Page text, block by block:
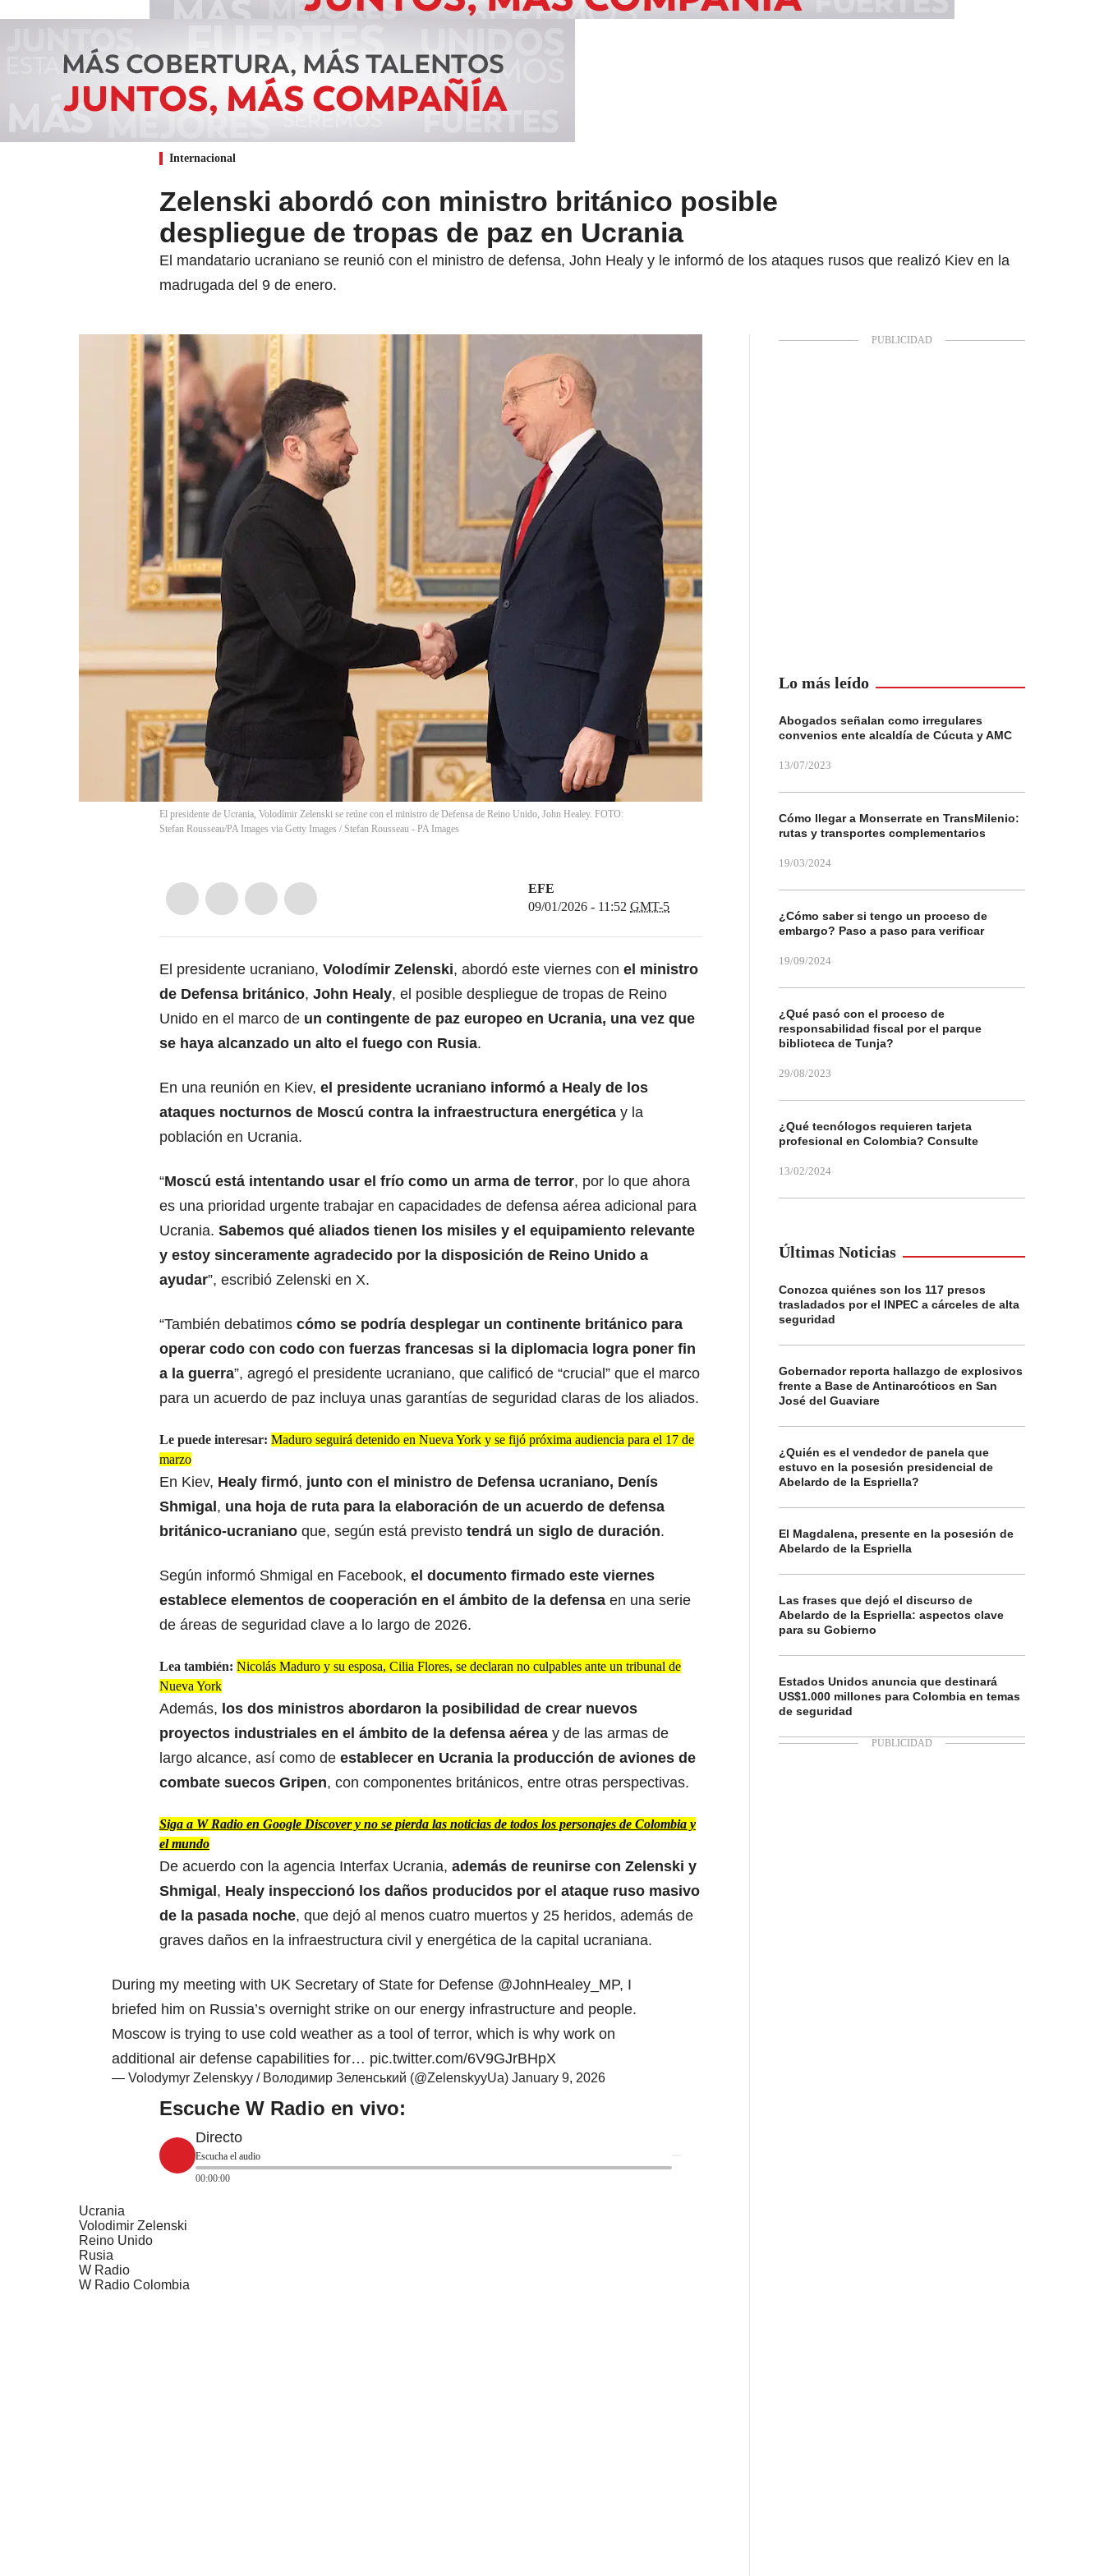
Internacional
Zelenski abordó con ministro británico posible
despliegue de tropas de paz en Ucrania
El mandatario ucraniano se reunió con el ministro de defensa, John Healy y le informó de los ataques rusos que realizó Kiev en la
madrugada del 9 de enero.
El presidente de Ucrania, Volodímir Zelenski se reúne con el ministro de Defensa de Reino Unido, John Healey. FOTO:
Stefan Rousseau/PA Images via Getty Images / Stefan Rousseau - PA Images
EFE
09/01/2026 - 11:52 GMT-5
El presidente ucraniano, Volodímir Zelenski, abordó este viernes con el ministro
de Defensa británico, John Healy, el posible despliegue de tropas de Reino
Unido en el marco de un contingente de paz europeo en Ucrania, una vez que
se haya alcanzado un alto el fuego con Rusia.
En una reunión en Kiev, el presidente ucraniano informó a Healy de los
ataques nocturnos de Moscú contra la infraestructura energética y la
población en Ucrania.
“Moscú está intentando usar el frío como un arma de terror, por lo que ahora
es una prioridad urgente trabajar en capacidades de defensa aérea adicional para
Ucrania. Sabemos qué aliados tienen los misiles y el equipamiento relevante
y estoy sinceramente agradecido por la disposición de Reino Unido a
ayudar”, escribió Zelenski en X.
“También debatimos cómo se podría desplegar un continente británico para
operar codo con codo con fuerzas francesas si la diplomacia logra poner fin
a la guerra”, agregó el presidente ucraniano, que calificó de “crucial” que el marco
para un acuerdo de paz incluya unas garantías de seguridad claras de los aliados.
Le puede interesar: Maduro seguirá detenido en Nueva York y se fijó próxima audiencia para el 17 de
marzo
En Kiev, Healy firmó, junto con el ministro de Defensa ucraniano, Denís
Shmigal , una hoja de ruta para la elaboración de un acuerdo de defensa
británico-ucraniano que, según está previsto tendrá un siglo de duración.
Según informó Shmigal en Facebook, el documento firmado este viernes
establece elementos de cooperación en el ámbito de la defensa en una serie
de áreas de seguridad clave a lo largo de 2026.
Lea también: Nicolás Maduro y su esposa, Cilia Flores, se declaran no culpables ante un tribunal de
Nueva York
Además, los dos ministros abordaron la posibilidad de crear nuevos
proyectos industriales en el ámbito de la defensa aérea y de las armas de
largo alcance, así como de establecer en Ucrania la producción de aviones de
combate suecos Gripen, con componentes británicos, entre otras perspectivas.
Siga a W Radio en Google Discover y no se pierda las noticias de todos los personajes de Colombia y
el mundo
De acuerdo con la agencia Interfax Ucrania, además de reunirse con Zelenski y
Shmigal , Healy inspeccionó los daños producidos por el ataque ruso masivo
de la pasada noche, que dejó al menos cuatro muertos y 25 heridos, además de
graves daños en la infraestructura civil y energética de la capital ucraniana.
During my meeting with UK Secretary of State for Defense @JohnHealey_MP, I
briefed him on Russia’s overnight strike on our energy infrastructure and people.
Moscow is trying to use cold weather as a tool of terror, which is why work on
additional air defense capabilities for… pic.twitter.com/6V9GJrBHpX
— Volodymyr Zelenskyy / Володимир Зеленський (@ZelenskyyUa) January 9, 2026
Escuche W Radio en vivo:
Directo
Escucha el audio
00:00:00
Ucrania
Volodimir Zelenski
Reino Unido
Rusia
W Radio
W Radio Colombia
Lo más leído
Abogados señalan como irregulares
convenios ente alcaldía de Cúcuta y AMC
13/07/2023
Cómo llegar a Monserrate en TransMilenio:
rutas y transportes complementarios
19/03/2024
¿Cómo saber si tengo un proceso de
embargo? Paso a paso para verificar
19/09/2024
¿Qué pasó con el proceso de
responsabilidad fiscal por el parque
biblioteca de Tunja?
29/08/2023
¿Qué tecnólogos requieren tarjeta
profesional en Colombia? Consulte
13/02/2024
Últimas Noticias
Conozca quiénes son los 117 presos
trasladados por el INPEC a cárceles de alta
seguridad
Gobernador reporta hallazgo de explosivos
frente a Base de Antinarcóticos en San
José del Guaviare
¿Quién es el vendedor de panela que
estuvo en la posesión presidencial de
Abelardo de la Espriella?
El Magdalena, presente en la posesión de
Abelardo de la Espriella
Las frases que dejó el discurso de
Abelardo de la Espriella: aspectos clave
para su Gobierno
Estados Unidos anuncia que destinará
US$1.000 millones para Colombia en temas
de seguridad